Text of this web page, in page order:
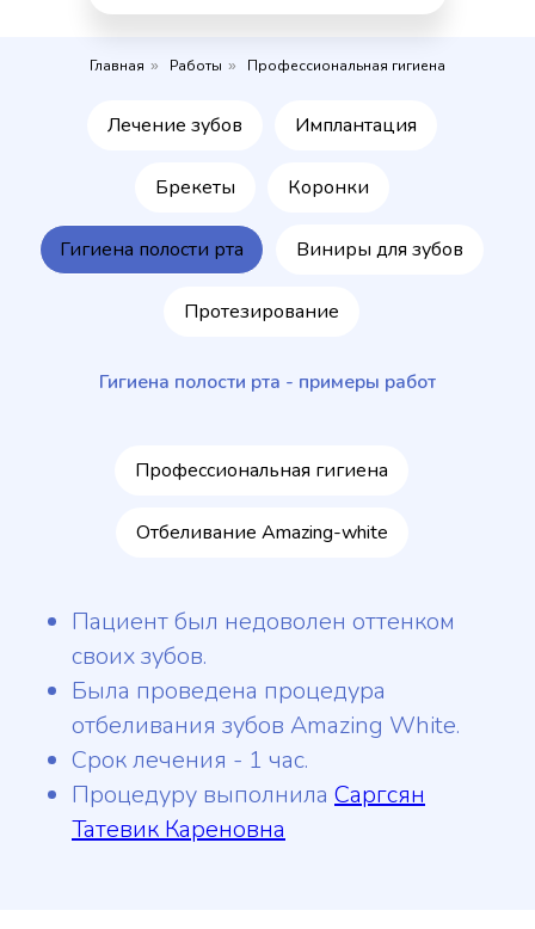
Главная » Работы » Профессиональная гигиена
Лечение зубов Имплантация
Брекеты Коронки
Гигиена полости рта Виниры для зубов
Протезирование
Гигиена полости рта - примеры работ
Профессиональная гигиена
Отбеливание Amazing-white
Пациент был недоволен оттенком
своих зубов.
Была проведена процедура
отбеливания зубов Amazing White.
Срок лечения - 1 час.
Процедуру выполнила Саргсян
Татевик Кареновна